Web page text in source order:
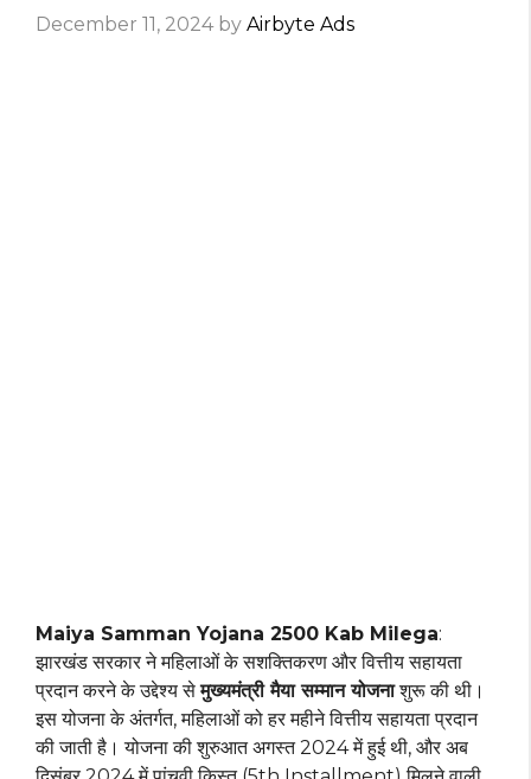
December 11, 2024 by Airbyte Ads
Maiya Samman Yojana 2500 Kab Milega:
झारखंड सरकार ने महिलाओं के सशक्तिकरण और वित्तीय सहायता
प्रदान करने के उद्देश्य सेमुख्यमंत्री मैया सम्मान योजनाशुरू की थी।
इस योजना के अंतर्गत, महिलाओं को हर महीने वित्तीय सहायता प्रदान
की जाती है। योजना की शुरुआत अगस्त 2024 में हुई थी, और अब